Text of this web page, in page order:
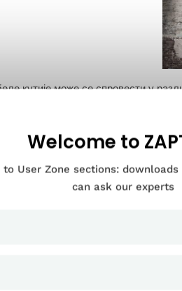
кутије може се спровести у
беле кутије се дешава
тестирања интеграције.
тестирање јединица се сматра
тестирања и беле и
беле кутије је
је и једноставан начин да се
Welcome to
User Zone sections:
can ask our experts